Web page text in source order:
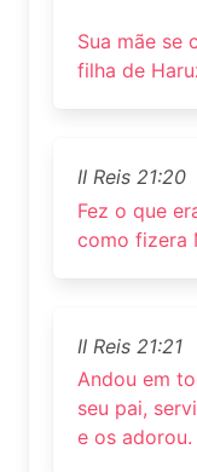
Sua mãe se
filha de
II Reis 21:20
Fez o que
como fizera
II Reis 21:21
Andou em
seu pai,
e os adorou.